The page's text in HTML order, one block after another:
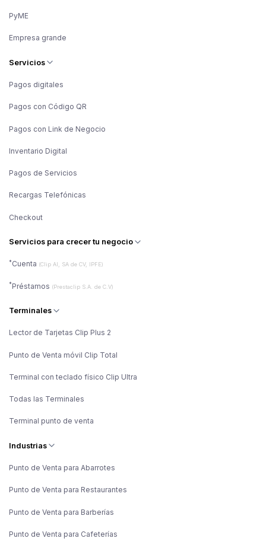
Terminales
Lector de Tarjetas Clip Plus 2
Punto de Venta móvil Clip Total
Terminal con teclado físico Clip Ultra
Todas las Terminales
Terminal punto de venta
Industrias
Punto de Venta para Abarrotes
Punto de Venta para Restaurantes
Punto de Venta para Barberías
Punto de Venta para Cafeterías
Servicios
Pagos digitales
Pagos con Código QR
Pagos con Link de Negocio
Inventario Digital
Pagos de Servicios
Recargas Telefónicas
Checkout
Servicios para crecer tu negocio
*Cuenta (Clip AI, SA de CV, IPFE)
*Préstamos (Prestaclip S.A. de C.V)
PyME
Empresa grande